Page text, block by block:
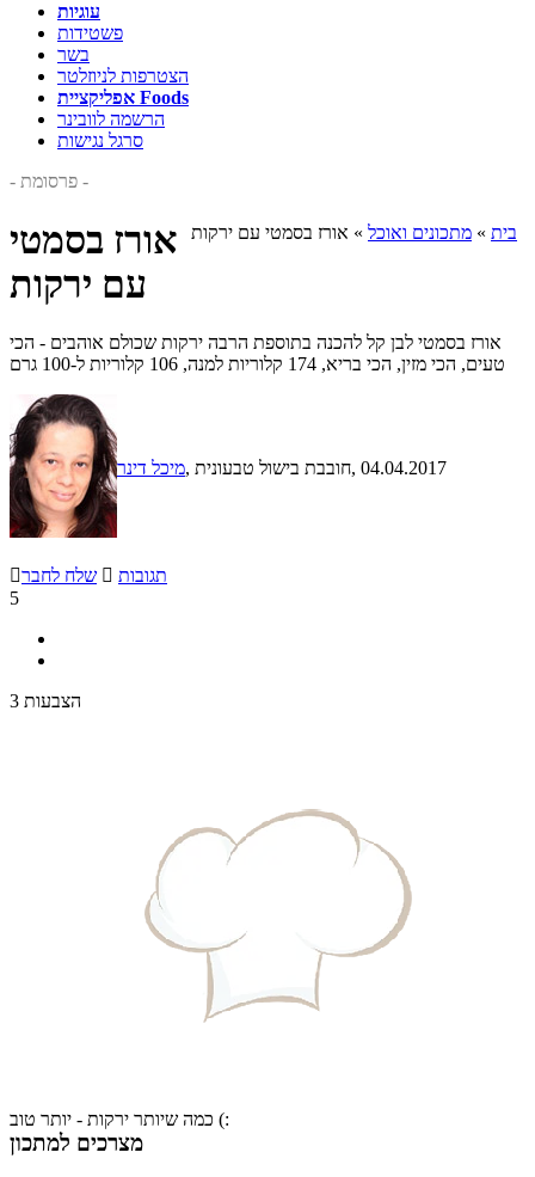
עוגיות
פשטידות
בשר
הצטרפות לניוזלטר
אפליקציית Foods
הרשמה לוובינר
סרגל נגישות
- פרסומת -
בית » מתכונים ואוכל » אורז בסמטי עם ירקות
אורז בסמטי
עם ירקות
אורז בסמטי לבן קל להכנה בתוספת הרבה ירקות שכולם אוהבים - הכי
טעים, הכי מזין, הכי בריא, 174 קלוריות למנה, 106 קלוריות ל-100 גרם
מיכל דינר , חובבת בישול טבעונית, 04.04.2017
שלח לחבר  תגובות
5
3 הצבעות
כמה שיותר ירקות - יותר טוב (:
מצרכים למתכון